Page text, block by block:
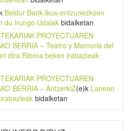
Beldur Barik ikus-entzunezkoen
du Irungo Udalak bidalketan
PROYECTUAREN
BERRIA – Teatro y Memoria del
dira Ribera beken irabazleak
PROYECTUAREN
BERRIA – AntzerkiZ(e)k Lanean
bidalketan